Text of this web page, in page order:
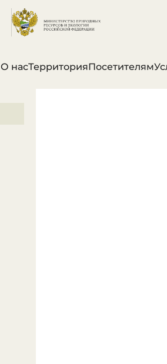
О насТерриторияПосетителям